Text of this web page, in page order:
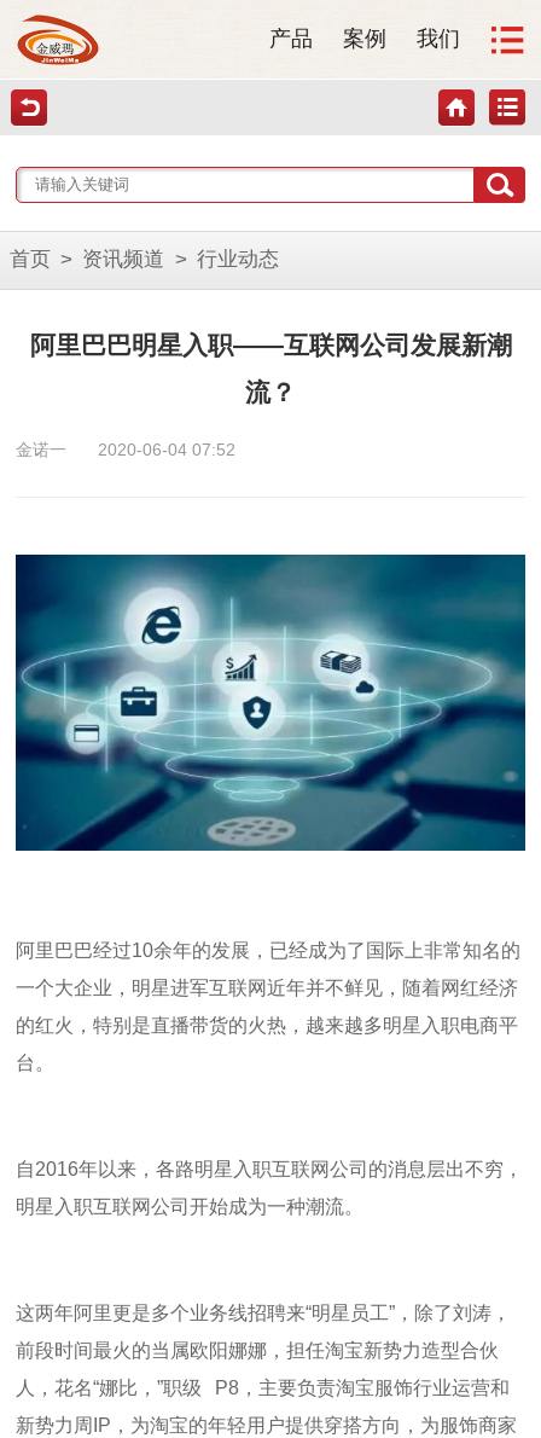
产品 案例 我们
首页 > 资讯频道 > 行业动态
阿里巴巴明星入职——互联网公司发展新潮
流？
金诺一 2020-06-04 07:52
阿里巴巴经过10余年的发展，已经成为了国际上非常知名的
一个大企业，明星进军互联网近年并不鲜见，随着网红经济
的红火，特别是直播带货的火热，越来越多明星入职电商平
台。
自2016年以来，各路明星入职互联网公司的消息层出不穷，
明星入职互联网公司开始成为一种潮流。
这两年阿里更是多个业务线招聘来“明星员工”，除了刘涛，
前段时间最火的当属欧阳娜娜，担任淘宝新势力造型合伙
人，花名“娜比，”职级 P8，主要负责淘宝服饰行业运营和
新势力周 IP ，为淘宝的年轻用户提供穿搭方向，为服饰商家